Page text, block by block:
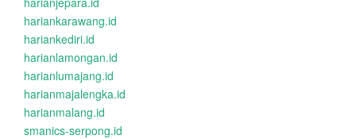
hariankarawang.id
hariankediri.id
harianlamongan.id
harianlumajang.id
harianmajalengka.id
harianmalang.id
smanics-serpong.id